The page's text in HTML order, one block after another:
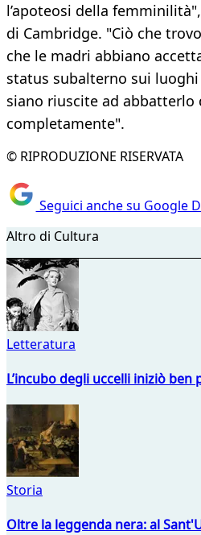
l’apoteosi della
di Cambridge. "Ciò che
che le madri abbiano
status subalterno sui
siano riuscite ad abbatterlo
completamente".
© RIPRODUZIONE RISERVATA
Seguici anche su Google
Altro di Cultura
Letteratura
L’incubo degli uccelli iniziò
Storia
Oltre la leggenda nera: al